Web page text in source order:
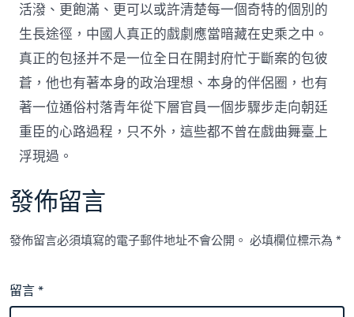
活潑、更飽滿、更可以或許清楚每一個奇特的個別的
生長途徑，中國人真正的戲劇應當暗藏在史乘之中。
真正的包拯并不是一位全日在開封府忙于斷案的包彼
蒼，他也有著本身的政治理想、本身的伴侶圈，也有
著一位通俗村落青年從下層官員一個步驟步走向朝廷
重臣的心路過程，只不外，這些都不曾在戲曲舞臺上
浮現過。
發佈留言
發佈留言必須填寫的電子郵件地址不會公開。 必填欄位標示為*
留言*